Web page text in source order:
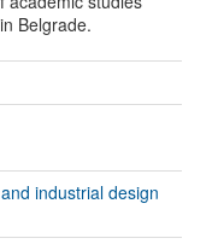
Belgrade.
industrial design